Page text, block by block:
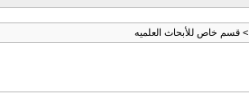
> قسم خاص للأبحاث العلميه